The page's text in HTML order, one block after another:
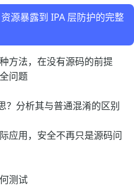
源暴露到 IPA 层防护的完整
方法，在没有源码的前提
问题
？分析其与普通混淆的区别
应用，安全不再只是源码问
测试